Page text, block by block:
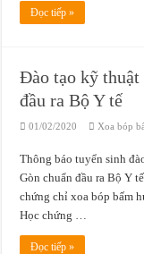
Đọc tiếp »
Đào tạo kỹ thuật
đầu ra Bộ Y tế
01/02/2020 Xoa bóp
Thông báo tuyển sinh
Gòn chuẩn đầu ra Bộ Y
chứng chỉ xoa bóp bấm
Học chứng …
Đọc tiếp »